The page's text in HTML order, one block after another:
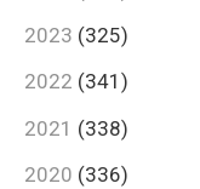
2023 (325)
2022 (341)
2021 (338)
2020 (336)